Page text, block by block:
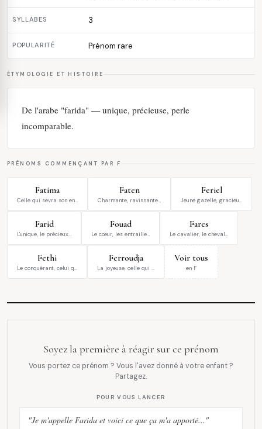
SYLLABES 3
POPULARITÉ Prénom rare
ÉTYMOLOGIE ET HISTOIRE
De l'arabe "farida" — unique, précieuse, perle
incomparable.
PRÉNOMS COMMENÇANT PAR F
Fatima
Celle qui sevra son en…
Faten
Charmante, ravissante…
Feriel
Jeune gazelle, gracieu…
Farid
L'unique, le précieux…
Fouad
Le cœur, les entraille…
Fares
Le cavalier, le cheval…
Fethi
Le conquérant, celui q…
Ferroudja
La joyeuse, celle qui …
Voir tous
en F
Soyez la première à réagir sur ce prénom
Vous portez ce prénom ? Vous l'avez donné à votre enfant ?
Partagez.
POUR VOUS LANCER
"Je m'appelle Farida et voici ce que ça m'a apporté..."